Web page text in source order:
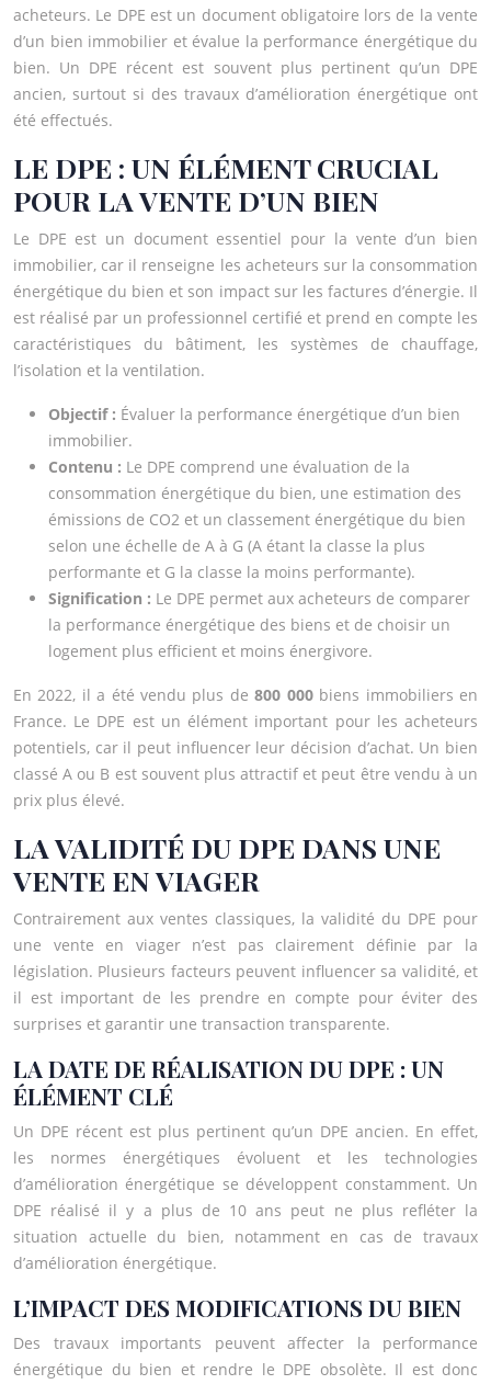
acheteurs. Le DPE est un document obligatoire lors de la vente
d’un bien immobilier et évalue la performance énergétique du
bien. Un DPE récent est souvent plus pertinent qu’un DPE
ancien, surtout si des travaux d’amélioration énergétique ont
été effectués.
LE DPE : UN ÉLÉMENT CRUCIAL
POUR LA VENTE D’UN BIEN
Le DPE est un document essentiel pour la vente d’un bien
immobilier, car il renseigne les acheteurs sur la consommation
énergétique du bien et son impact sur les factures d’énergie. Il
est réalisé par un professionnel certifié et prend en compte les
caractéristiques du bâtiment, les systèmes de chauffage,
l’isolation et la ventilation.
Objectif : Évaluer la performance énergétique d’un bien
immobilier.
Contenu : Le DPE comprend une évaluation de la
consommation énergétique du bien, une estimation des
émissions de CO2 et un classement énergétique du bien
selon une échelle de A à G (A étant la classe la plus
performante et G la classe la moins performante).
Signification : Le DPE permet aux acheteurs de comparer
la performance énergétique des biens et de choisir un
logement plus efficient et moins énergivore.
En 2022, il a été vendu plus de800 000 biens immobiliers en
France. Le DPE est un élément important pour les acheteurs
potentiels, car il peut influencer leur décision d’achat. Un bien
classé A ou B est souvent plus attractif et peut être vendu à un
prix plus élevé.
LA VALIDITÉ DU DPE DANS UNE
VENTE EN VIAGER
Contrairement aux ventes classiques, la validité du DPE pour
une vente en viager n’est pas clairement définie par la
législation. Plusieurs facteurs peuvent influencer sa validité, et
il est important de les prendre en compte pour éviter des
surprises et garantir une transaction transparente.
LA DATE DE RÉALISATION DU DPE : UN
ÉLÉMENT CLÉ
Un DPE récent est plus pertinent qu’un DPE ancien. En effet,
les normes énergétiques évoluent et les technologies
d’amélioration énergétique se développent constamment. Un
DPE réalisé il y a plus de 10 ans peut ne plus refléter la
situation actuelle du bien, notamment en cas de travaux
d’amélioration énergétique.
L’IMPACT DES MODIFICATIONS DU BIEN
Des travaux importants peuvent affecter la performance
énergétique du bien et rendre le DPE obsolète. Il est donc